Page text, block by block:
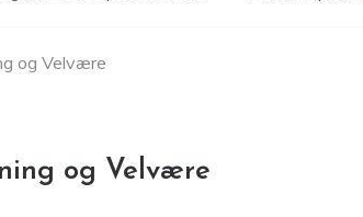
og Velvære
og Velvære